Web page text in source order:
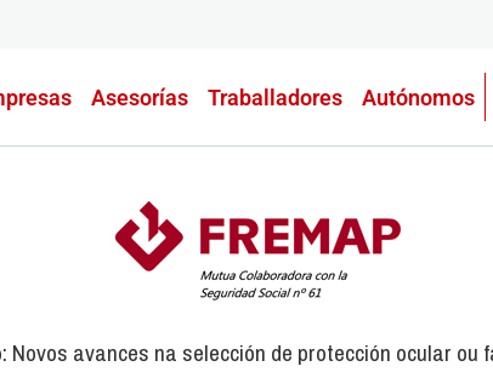
Asesorías Traballadores Autónomos